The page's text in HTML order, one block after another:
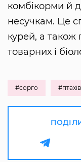
комбікорми й
несучкам. Це
курей, а також
товарних і
#сорго